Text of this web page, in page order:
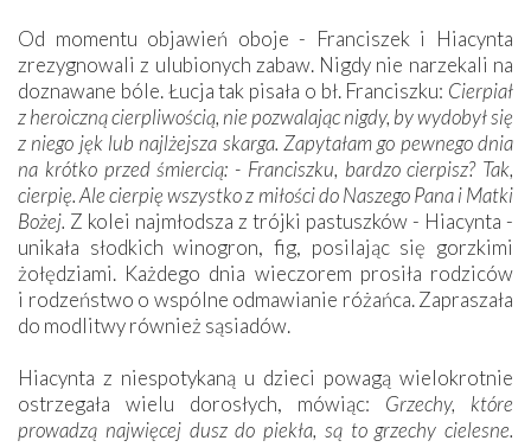
Od momentu objawień oboje - Franciszek i Hiacynta
zrezygnowali z ulubionych zabaw. Nigdy nie narzekali na
doznawane bóle. Łucja tak pisała o bł. Franciszku: Cierpiał
z heroiczną cierpliwością, nie pozwalając nigdy, by wydobył się
z niego jęk lub najlżejsza skarga. Zapytałam go pewnego dnia
na krótko przed śmiercią: - Franciszku, bardzo cierpisz? Tak,
cierpię. Ale cierpię wszystko z miłości do Naszego Pana i Matki
Bożej. Z kolei najmłodsza z trójki pastuszków - Hiacynta -
unikała słodkich winogron, fig, posilając się gorzkimi
żołędziami. Każdego dnia wieczorem prosiła rodziców
i rodzeństwo o wspólne odmawianie różańca. Zapraszała
do modlitwy również sąsiadów.
Hiacynta z niespotykaną u dzieci powagą wielokrotnie
ostrzegała wielu dorosłych, mówiąc: Grzechy, które
prowadzą najwięcej dusz do piekła, są to grzechy cielesne.